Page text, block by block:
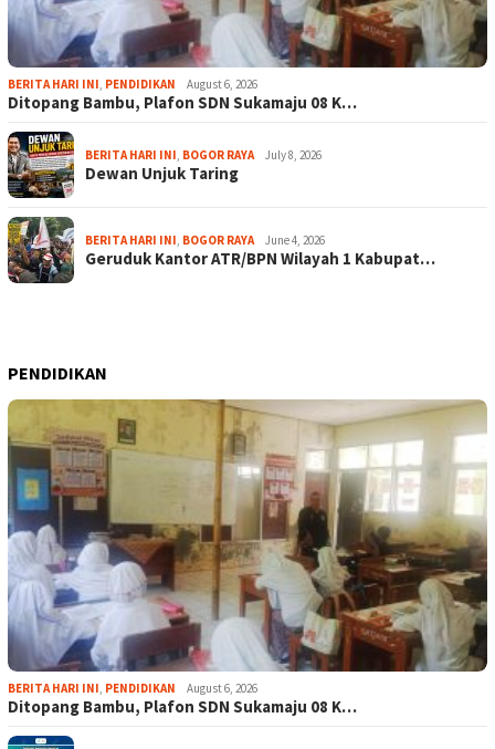
BERITA HARI INI, PENDIDIKAN August 6, 2026
Ditopang Bambu, Plafon SDN Sukamaju 08 K…
BERITA HARI INI, BOGOR RAYA July 8, 2026
Dewan Unjuk Taring
BERITA HARI INI, BOGOR RAYA June 4, 2026
Geruduk Kantor ATR/BPN Wilayah 1 Kabupat…
PENDIDIKAN
BERITA HARI INI, PENDIDIKAN August 6, 2026
Ditopang Bambu, Plafon SDN Sukamaju 08 K…